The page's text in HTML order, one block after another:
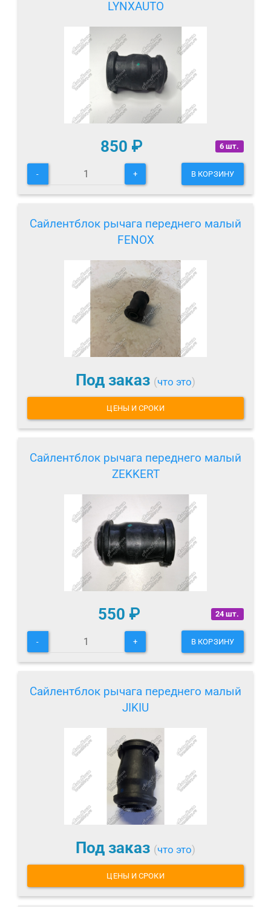
LYNXAUTO
6 шт.
850 ₽
- + В КОРЗИНУ
Сайлентблок рычага переднего малый
FENOX
Под заказ (что это)
ЦЕНЫ И СРОКИ
Сайлентблок рычага переднего малый
ZEKKERT
24 шт.
550 ₽
- + В КОРЗИНУ
Сайлентблок рычага переднего малый
JIKIU
Под заказ (что это)
ЦЕНЫ И СРОКИ